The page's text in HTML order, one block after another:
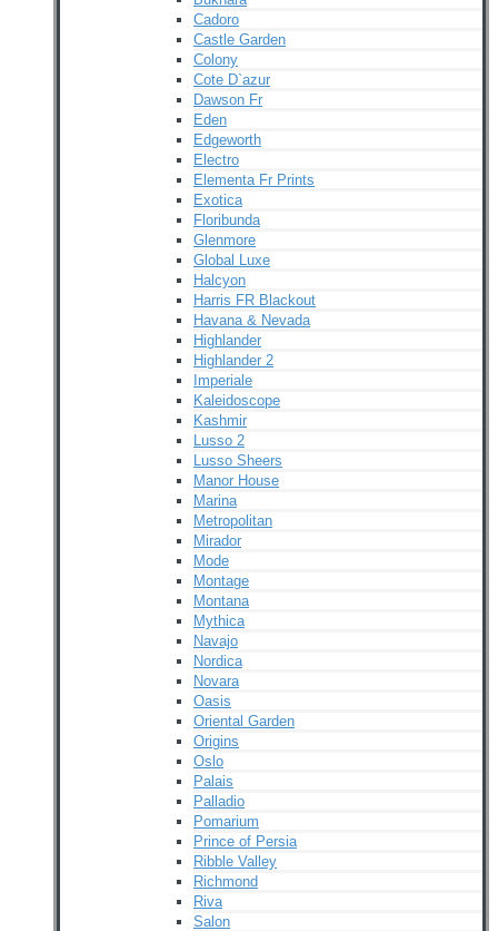
Cadoro
Castle Garden
Colony
Cote D`azur
Dawson Fr
Eden
Edgeworth
Electro
Elementa Fr Prints
Exotica
Floribunda
Glenmore
Global Luxe
Halcyon
Harris FR Blackout
Havana & Nevada
Highlander
Highlander 2
Imperiale
Kaleidoscope
Kashmir
Lusso 2
Lusso Sheers
Manor House
Marina
Metropolitan
Mirador
Mode
Montage
Montana
Mythica
Navajo
Nordica
Novara
Oasis
Oriental Garden
Origins
Oslo
Palais
Palladio
Pomarium
Prince of Persia
Ribble Valley
Richmond
Riva
Salon